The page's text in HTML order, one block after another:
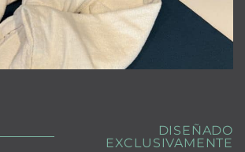
DISEÑADO
EXCLUSIVAMENTE